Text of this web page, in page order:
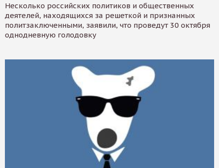
Несколько российских политиков и общественных
деятелей, находящихся за решеткой и признанных
политзаключенными, заявили, что проведут 30 октября
однодневную голодовку